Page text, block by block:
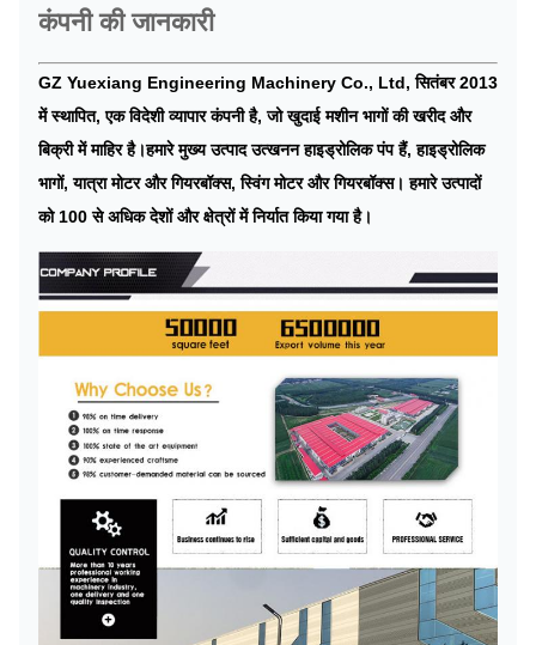
कंपनी की जानकारी
GZ Yuexiang Engineering Machinery Co., Ltd, सितंबर 2013
में स्थापित, एक विदेशी व्यापार कंपनी है, जो खुदाई मशीन भागों की खरीद और
बिक्री में माहिर है।हमारे मुख्य उत्पाद उत्खनन हाइड्रोलिक पंप हैं, हाइड्रोलिक
भागों, यात्रा मोटर और गियरबॉक्स, स्विंग मोटर और गियरबॉक्स। हमारे उत्पादों
को 100 से अधिक देशों और क्षेत्रों में निर्यात किया गया है।